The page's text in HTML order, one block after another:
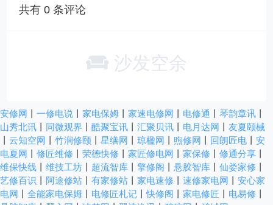
共有0 条评论
沙发空余
安修网 一修电说 家电保姆 家速电修网 电修通 琴韵章讯
山秀北讯
同微观界 酷聚宝讯 汇聚贝讯 电月达网
友夏颐械
云知空网 竹涧修颐 星缮网 琼楹网 煦修网 回朗匠电
安
电夏网
修匠维修 荣德快修 家匠修电网 家保修 修通分享
维保快线
维技工坊 超流智库 擎修阁 悬胶智库 仙娄家修
艺修百识
阿途修站 有家修站 家电速修 速修家电网
安心家
电网
全能家电保姆 电修匠札记 丨快修阁 家电修匠 电易修